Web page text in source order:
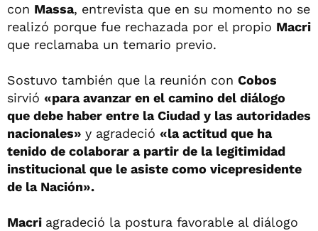
con Massa, entrevista que en su momento no se
realizó porque fue rechazada por el propio Macri
que reclamaba un temario previo.
Sostuvo también que la reunión con Cobos
sirvió «para avanzar en el camino del diálogo
que debe haber entre la Ciudad y las autoridades
nacionales» y agradeció «la actitud que ha
tenido de colaborar a partir de la legitimidad
institucional que le asiste como vicepresidente
de la Nación».
Macri agradeció la postura favorable al diálogo